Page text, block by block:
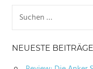
nach:
NEUESTE BEITRÄGE